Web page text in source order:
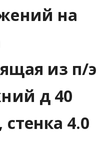
на
из п/э
д 40
4.0